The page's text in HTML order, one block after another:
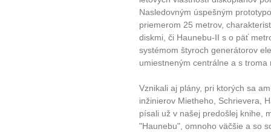
Nasledovným úspešným
priemerom 25 metrov,
diskmi, či Haunebu-II s o päť
systémom štyroch generátorov
umiestneným centrálne a s
Vznikali aj plány, pri ktorých sa
inžinierov Mietheho, Schrievera,
písali už v našej predošlej knihe,
"Haunebu", omnoho väčšie a so